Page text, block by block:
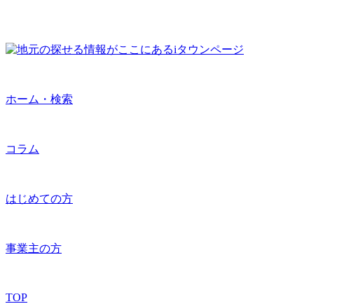
ホーム・検索
コラム
はじめての方
事業主の方
TOP